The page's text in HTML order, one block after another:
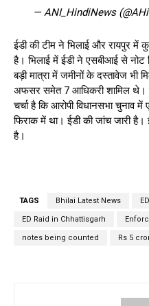
— ANI_HindiNews
ईडी की टीम ने भिलाई और रायपुर में
है। भिलाई में ईडी ने एसबीआई से नोट
बड़ी मात्रा में जमीनों के दस्तावेज भी
अफसर समेत 7 आधिकरी शामिल थे।
चर्चा है कि आरोपी विधानसभा चुनाव
फिराक में था। ईडी की जांच जारी
है।
TAGS Bhilai Latest News
ED Raid in Chhattisgarh
notes being counted Rs 5